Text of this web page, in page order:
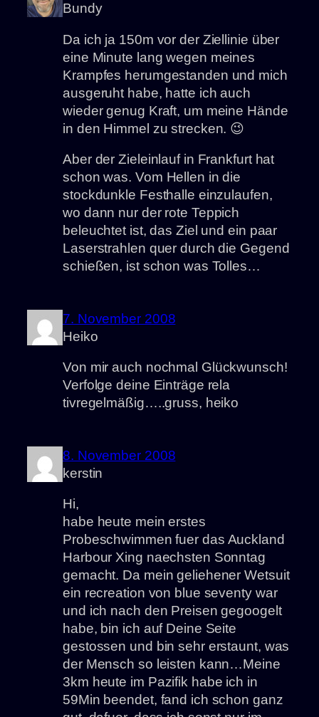
Bundy
Da ich ja 150m vor der Ziellinie über
eine Minute lang wegen meines
Krampfes herumgestanden und mich
ausgeruht habe, hatte ich auch
wieder genug Kraft, um meine Hände
in den Himmel zu strecken. 😉
Aber der Zieleinlauf in Frankfurt hat
schon was. Vom Hellen in die
stockdunkle Festhalle einzulaufen,
wo dann nur der rote Teppich
beleuchtet ist, das Ziel und ein paar
Laserstrahlen quer durch die Gegend
schießen, ist schon was Tolles…
7. November 2008
Heiko
Von mir auch nochmal Glückwunsch!
Verfolge deine Einträge rela
tivregelmäßig…..gruss, heiko
8. November 2008
kerstin
Hi,
habe heute mein erstes
Probeschwimmen fuer das Auckland
Harbour Xing naechsten Sonntag
gemacht. Da mein geliehener Wetsuit
ein recreation von blue seventy war
und ich nach den Preisen gegoogelt
habe, bin ich auf Deine Seite
gestossen und bin sehr erstaunt, was
der Mensch so leisten kann…Meine
3km heute im Pazifik habe ich in
59Min beendet, fand ich schon ganz